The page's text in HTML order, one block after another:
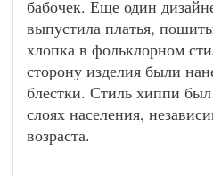
бабочек. Еще один
выпустила платья,
хлопка в фольклорном
сторону изделия были
блестки. Стиль хиппи
слоях населения,
возраста.